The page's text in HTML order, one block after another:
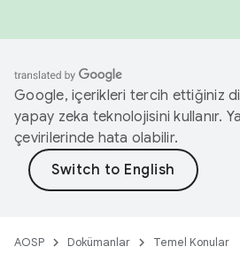
Google, içerikleri tercih ettiğiniz
yapay zeka teknolojisini kullanır.
çevirilerinde hata olabilir.
AOSP Dokümanlar Temel Konular